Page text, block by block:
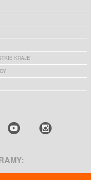
KRAJE